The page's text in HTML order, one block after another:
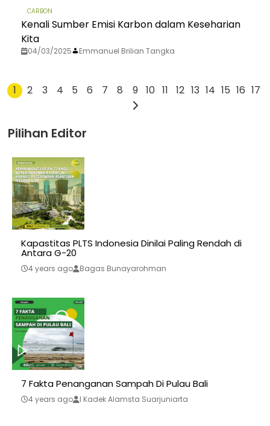
CARBON
Kenali Sumber Emisi Karbon dalam Keseharian
Kita
04/03/2025 Emmanuel Brilian Tangka
1 2 3 4 5 6 7 8 9 10 11 12 13 14 15 16 17
Pilihan Editor
Kapastitas PLTS Indonesia Dinilai Paling Rendah di
Antara G-20
4 years ago Bagas Bunayarohman
7 Fakta Penanganan Sampah Di Pulau Bali
4 years ago I Kadek Alamsta Suarjuniarta